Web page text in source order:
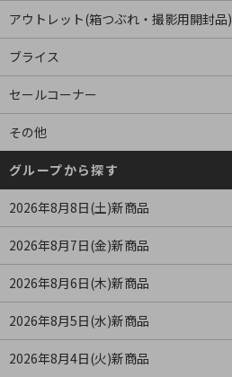
アウトレット(箱つぶれ・撮影用開封品)
ブライス
セールコーナー
その他
グループから探す
2026年8月8日(土)新商品
2026年8月7日(金)新商品
2026年8月6日(木)新商品
2026年8月5日(水)新商品
2026年8月4日(火)新商品